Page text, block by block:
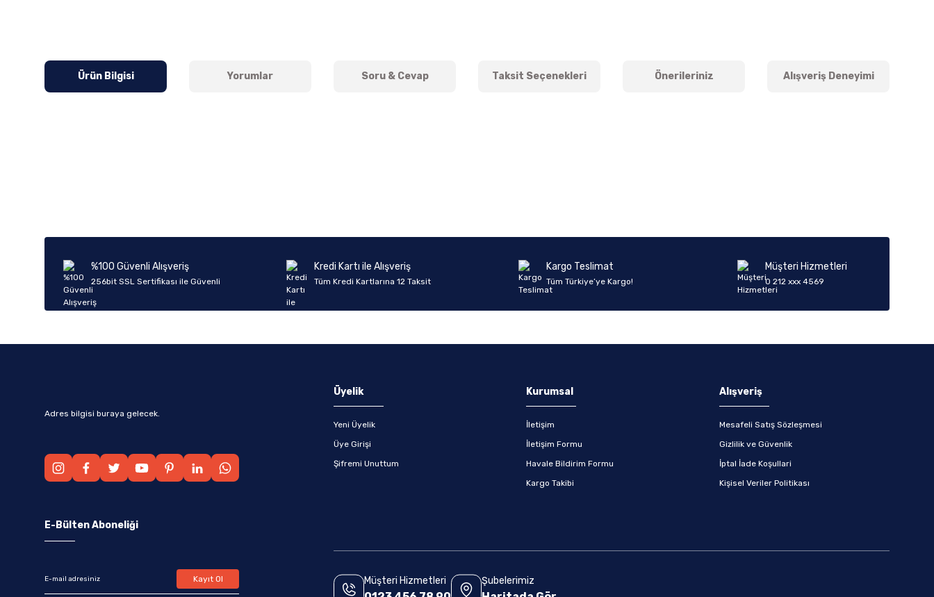
Ürün Bilgisi Yorumlar Soru & Cevap Taksit Seçenekleri Önerileriniz Alışveriş Deneyimi
Ürün fiyatı diğer sitelerden daha pahalı.
Bu ürüne benzer farklı alternatifler olmalı.
%100 Güvenli Alışveriş
256bit SSL Sertifikası ile Güvenli
Kredi Kartı ile Alışveriş
Tüm Kredi Kartlarına 12 Taksit
Kargo Teslimat
Tüm Türkiye’ye Kargo!
Müşteri Hizmetleri
0 212 xxx 4569
Adres bilgisi buraya gelecek.
Üyelik
Yeni Üyelik
Üye Girişi
Şifremi Unuttum
Kurumsal
İletişim
İletişim Formu
Havale Bildirim Formu
Kargo Takibi
Alışveriş
Mesafeli Satış Sözleşmesi
Gizlilik ve Güvenlik
İptal İade Koşullari
Kişisel Veriler Politikası
E-Bülten Aboneliği
Kayıt Ol Müşteri Hizmetleri Şubelerimiz